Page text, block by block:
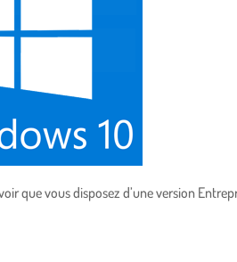
que vous disposez d’une version